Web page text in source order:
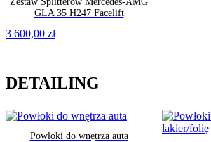
GLA 35 H247 Facelift
3 600,00 zł
DETAILING
Powłoki do wnętrza auta